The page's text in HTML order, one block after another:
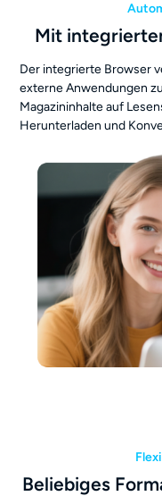
Mit
Der integrierte Browser
externe Anwendungen
Magazininhalte auf
Herunterladen und
Beliebiges